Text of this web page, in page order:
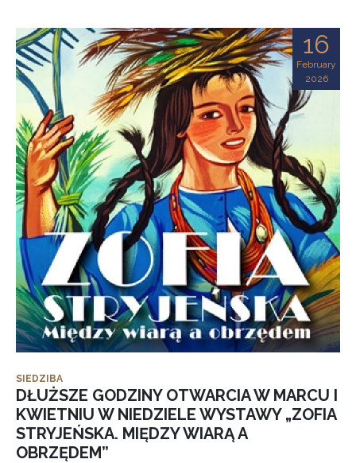
16
February
2026
SIEDZIBA
DŁUŻSZE GODZINY OTWARCIA W MARCU I
KWIETNIU W NIEDZIELE WYSTAWY „ZOFIA
STRYJEŃSKA. MIĘDZY WIARĄ A
OBRZĘDEM”